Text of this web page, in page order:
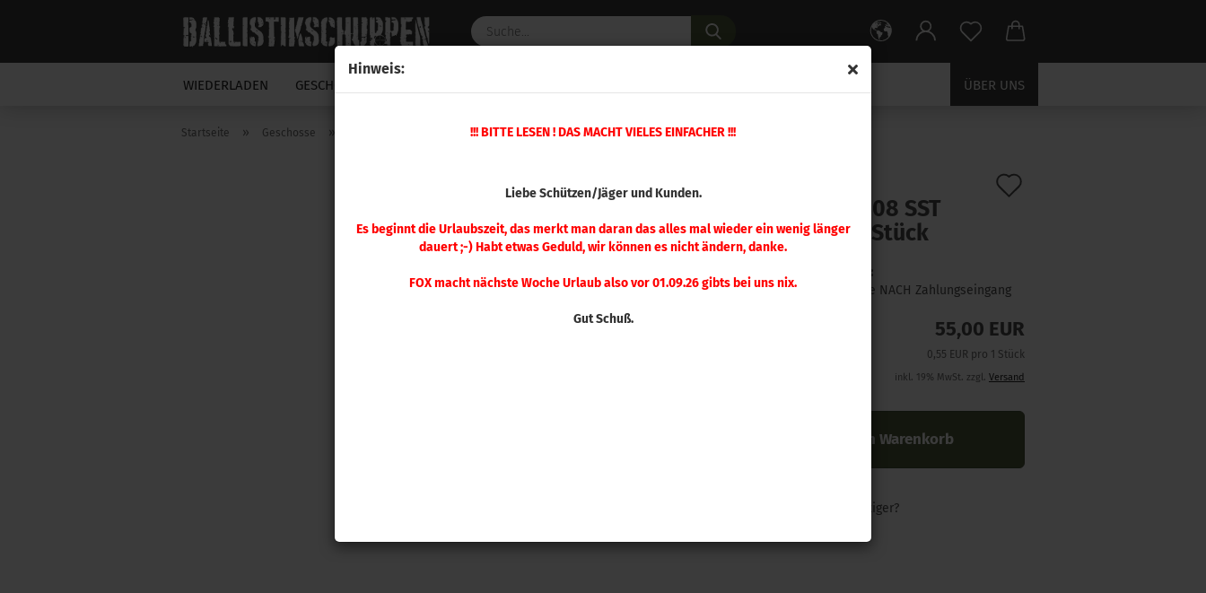
Hinweis:
!!! BITTE LESEN ! DAS MACHT VIELES EINFACHER !!!
Liebe Schützen/Jäger und Kunden.
Es beginnt die Urlaubszeit, das merkt man daran das alles mal wieder ein wenig länger
dauert ;-) Habt etwas Geduld, wir können es nicht ändern, danke.
FOX macht nächste Woche Urlaub also vor 01.09.26 gibts bei uns nix.
Gut Schuß.
WIEDERLADEN GESCHOSSE ÜBER UNS
Startseite » Geschosse » Hornady .308 SST 125 gr 100 Stück
Hornady .308 SST
125 gr 100 Stück
Lieferzeit:
1 Woche NACH Zahlungseingang
55,00 EUR
0,55 EUR pro 1 Stück
inkl. 19% MwSt. zzgl. Versand
In den Warenkorb
Woanders günstiger?